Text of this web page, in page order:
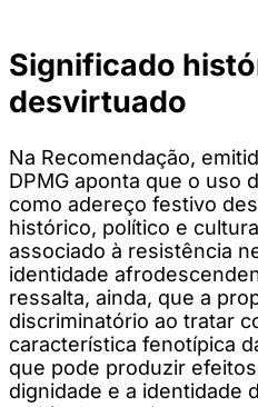
Significado
desvirtuado
Na Recomendação,
DPMG aponta que o uso
como adereço festivo
histórico, político e
associado à resistência
identidade
ressalta, ainda, que a
discriminatório ao tratar
característica fenotípica
que pode produzir
dignidade e a identidade